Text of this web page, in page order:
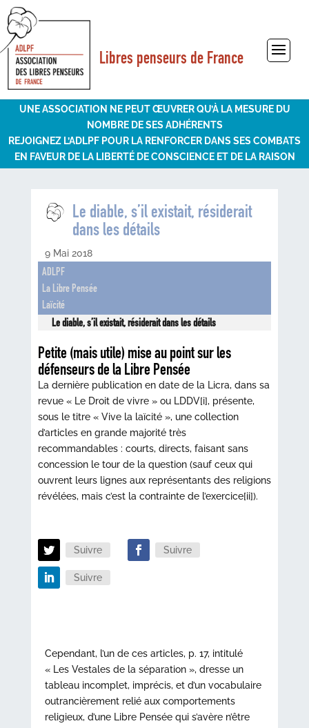
Libres penseurs de France
Sélectionner une page
UNE ASSOCIATION NE PEUT ŒUVRER QU’À LA MESURE DU
NOMBRE DE SES ADHÉRENTS
REJOIGNEZ L’ADLPF POUR LA RENFORCER DANS SES COMBATS
EN FAVEUR DE LA LIBERTÉ DE CONSCIENCE ET DE LA RAISON
Le diable, s’il existait, résiderait
dans les détails
9 Mai 2018
ADLPF
La Libre Pensée
Laïcité
Le diable, s’il existait, résiderait dans les détails
Petite (mais utile) mise au point sur les
défenseurs de la Libre Pensée
La dernière publication en date de la Licra, dans sa
revue « Le Droit de vivre » ou LDDV[i], présente,
sous le titre « Vive la laïcité », une collection
d’articles en grande majorité très
recommandables : courts, directs, faisant sans
concession le tour de la question (sauf ceux qui
ouvrent leurs lignes aux représentants des religions
révélées, mais c’est la contrainte de l’exercice[ii]).
Suivre Suivre
Suivre
Cependant, l’un de ces articles, p. 17, intitulé
« Les Vestales de la séparation », dresse un
tableau incomplet, imprécis, et d’un vocabulaire
outrancièrement relié aux comportements
religieux, d’une Libre Pensée qui s’avère n’être